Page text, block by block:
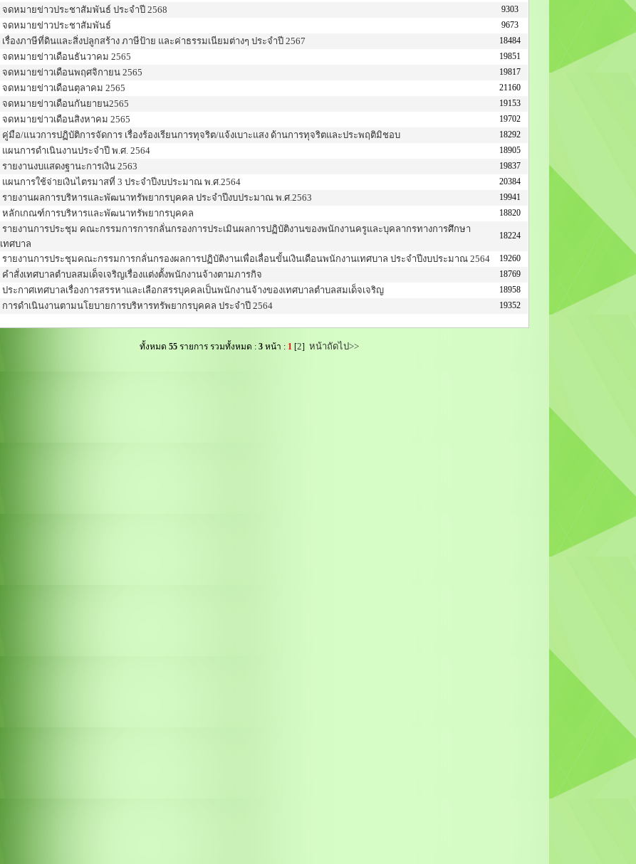
จดหมายข่าวประชาสัมพันธ์ ประจำปี 2568 9303
จดหมายข่าวประชาสัมพันธ์ 9673
เรื่องภาษีที่ดินและสิ่งปลูกสร้าง ภาษีป้าย และค่าธรรมเนียมต่างๆ ประจำปี 2567 18484
จดหมายข่าวเดือนธันวาคม 2565 19851
จดหมายข่าวเดือนพฤศจิกายน 2565 19817
จดหมายข่าวเดือนตุลาคม 2565 21160
จดหมายข่าวเดือนกันยายน2565 19153
จดหมายข่าวเดือนสิงหาคม 2565 19702
คู่มือ/แนวการปฏิบัติการจัดการ เรื่องร้องเรียนการทุจริต/แจ้งเบาะแสง ด้านการทุจริตและประพฤติมิชอบ 18292
แผนการดำเนินงานประจำปี พ.ศ. 2564 18905
รายงานงบแสดงฐานะการเงิน 2563 19837
แผนการใช้จ่ายเงินไตรมาสที่ 3 ประจำปีงบประมาณ พ.ศ.2564 20384
รายงานผลการบริหารและพัฒนาทรัพยากรบุคคล ประจำปีงบประมาณ พ.ศ.2563 19941
หลักเกณฑ์การบริหารและพัฒนาทรัพยากรบุคคล 18820
รายงานการประชุม คณะกรรมการการกลั่นกรองการประเมินผลการปฏิบัติงานของพนักงานครูและบุคลากรทางการศึกษา
เทศบาล
18224
รายงานการประชุมคณะกรรมการกลั่นกรองผลการปฏิบัติงานเพื่อเลื่อนขั้นเงินเดือนพนักงานเทศบาล ประจำปีงบประมาณ 2564 19260
คำสั่งเทศบาลตำบลสมเด็จเจริญเรื่องแต่งตั้งพนักงานจ้างตามภารกิจ 18769
ประกาศเทศบาลเรื่องการสรรหาและเลือกสรรบุคคลเป็นพนักงานจ้างของเทศบาลตำบลสมเด็จเจริญ 18958
การดำเนินงานตามนโยบายการบริหารทรัพยากรบุคคล ประจำปี 2564 19352
ทั้งหมด 55 รายการ รวมทั้งหมด : 3 หน้า : 1 [2] หน้าถัดไป>>